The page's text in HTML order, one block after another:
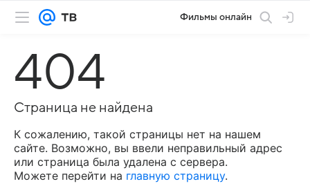
Фильмы онлайн
404
Страница не найдена
К сожалению, такой страницы нет на нашем
сайте. Возможно, вы ввели неправильный адрес
или страница была удалена с сервера.
Можете перейти на главную страницу.